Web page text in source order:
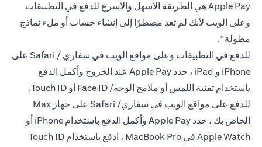
Apple Pay هي الطريقة الأسهل والأسرع للدفع في التطبيقات
وعلى الويب لأنك لم تعد مضطرًا إلى إنشاء حساب أو ملء نماذج
مطولة *.
للدفع في التطبيقات وعلى مواقع الويب في سفاري / Safari على
iPhone و iPad ، حدد Apple Pay عند الخروج وأكمل الدفع
باستخدام تقنية اللمس أو ملامح الوجه/ Face ID أو Touch ID.
للدفع على مواقع الويب في سفاري/ Safari على جهاز Max
الخاص بك ، حدد Apple Pay وأكمل الدفع باستخدام iPhone أو
Apple Watch في MacBook Pro ، ادفع باستخدام Touch ID